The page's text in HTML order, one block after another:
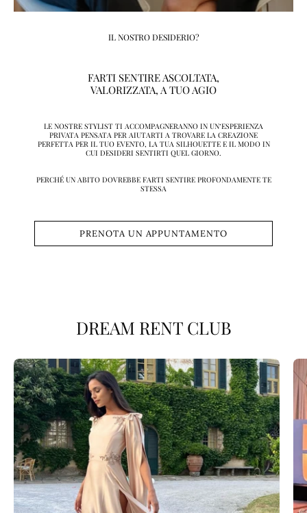
IL NOSTRO DESIDERIO?
FARTI SENTIRE ASCOLTATA,
VALORIZZATA, A TUO AGIO
LE NOSTRE STYLIST TI ACCOMPAGNERANNO IN UN’ESPERIENZA
PRIVATA PENSATA PER AIUTARTI A TROVARE LA CREAZIONE
PERFETTA PER IL TUO EVENTO, LA TUA SILHOUETTE E IL MODO IN
CUI DESIDERI SENTIRTI QUEL GIORNO.
PERCHÉ UN ABITO DOVREBBE FARTI SENTIRE PROFONDAMENTE TE
STESSA
PRENOTA UN APPUNTAMENTO
DREAM RENT CLUB